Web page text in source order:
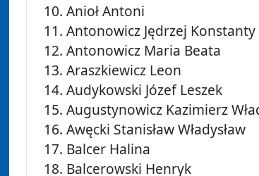
10. Anioł Antoni
11. Antonowicz Jędrzej Konstanty
12. Antonowicz Maria Beata
13. Araszkiewicz Leon
14. Audykowski Józef Leszek
15. Augustynowicz Kazimierz
16. Awęcki Stanisław Władysław
17. Balcer Halina
18. Balcerowski Henryk